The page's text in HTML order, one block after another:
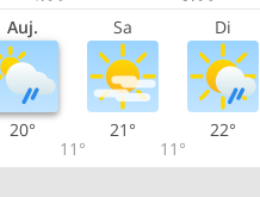
Auj. Sa Di
20°
11°
21°
11°
22°